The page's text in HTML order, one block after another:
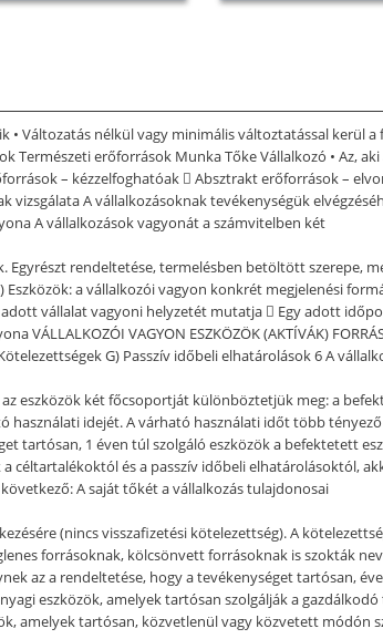
• Változatás nélkül vagy minimális változtatással kerül
Természeti erőforrások Munka Tőke Vállalkozó • Az,
– kézzelfoghatóak  Absztrakt erőforrások –
vizsgálata A vállalkozásoknak tevékenységük
A vállalkozások vagyonát a számvitelben két
rendeltetése, termelésben betöltött szerepe,
Eszközök: a vállalkozói vagyon konkrét megjelenési
vállalat vagyoni helyzetét mutatja  Egy adott
VÁLLALKOZÓI VAGYON ESZKÖZÖK (AKTÍVÁK)
G) Passzív időbeli elhatárolások 6 A
eszközök két főcsoportját különböztetjük meg: a
idejét. A várható használati időt több tényező
tartósan, 1 éven túl szolgáló eszközök a befektetett
céltartalékoktól és a passzív időbeli elhatárolásoktól,
A saját tőkét a vállalkozás tulajdonosai
(nincs visszafizetési kötelezettség). A
forrásoknak, kölcsönvett forrásoknak is szokták
az a rendeltetése, hogy a tevékenységet tartósan,
eszközök, amelyek tartósan szolgálják a
amelyek tartósan, közvetlenül vagy közvetett módón